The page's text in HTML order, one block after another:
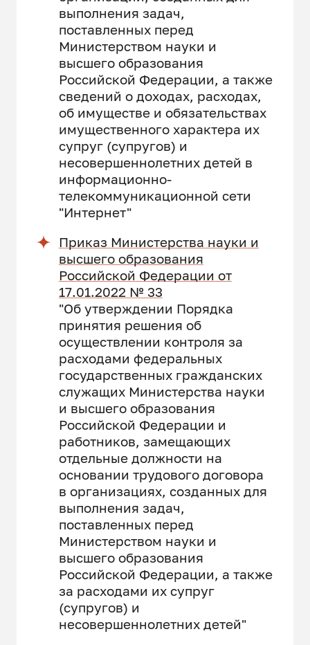
выполнения задач,
поставленных перед
Министерством науки и
высшего образования
Российской Федерации, а также
сведений о доходах, расходах,
об имуществе и обязательствах
имущественного характера их
супруг (супругов) и
несовершеннолетних детей в
информационно-
телекоммуникационной сети
"Интернет"
Приказ Министерства науки и
высшего образования
Российской Федерации от
17.01.2022 № 33
"Об утверждении Порядка
принятия решения об
осуществлении контроля за
расходами федеральных
государственных гражданских
служащих Министерства науки
и высшего образования
Российской Федерации и
работников, замещающих
отдельные должности на
основании трудового договора
в организациях, созданных для
выполнения задач,
поставленных перед
Министерством науки и
высшего образования
Российской Федерации, а также
за расходами их супруг
(супругов) и
несовершеннолетних детей"